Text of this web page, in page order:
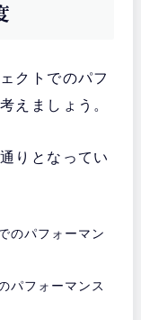
クトでのパフ
えましょう。
りとなってい
のパフォーマン
パフォーマンス